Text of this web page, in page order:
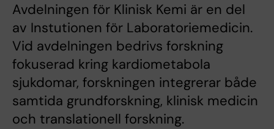
Avdelningen för Klinisk Kemi är en del
av Instutionen för Laboratoriemedicin.
Vid avdelningen bedrivs forskning
fokuserad kring kardiometabola
sjukdomar, forskningen integrerar både
samtida grundforskning, klinisk medicin
och translationell forskning.